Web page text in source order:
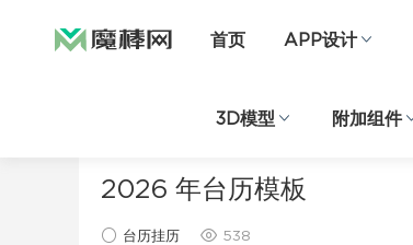
首页 APP设计
3D模型 附加组件
平面素材 台历挂历 正文
2026 年台历模板
台历挂历 538